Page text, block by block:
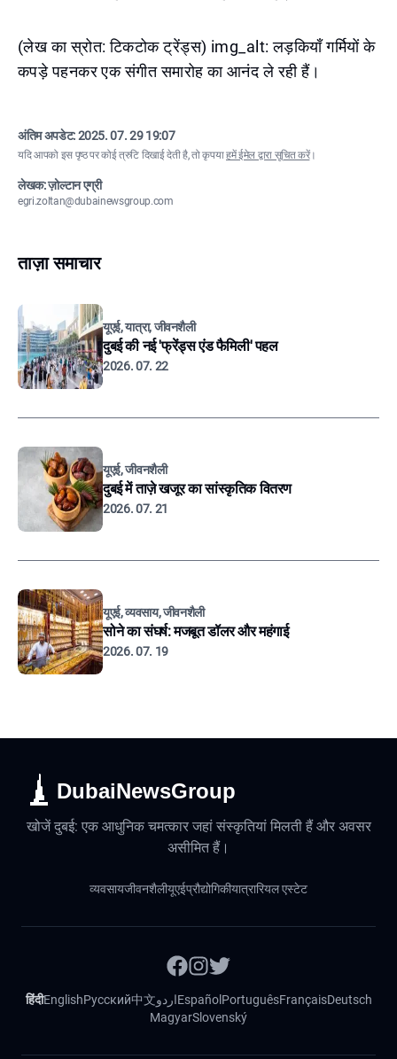
(लेख का स्रोत: टिकटोक ट्रेंड्स) img_alt: लड़कियाँ गर्मियों के
कपड़े पहनकर एक संगीत समारोह का आनंद ले रही हैं।
अंतिम अपडेट:2025. 07. 29 19:07
यदि आपको इस पृष्ठ पर कोई त्रुटि दिखाई देती है, तो कृपयाहमें ईमेल द्वारा सूचित करें।
लेखक: ज़ोल्टान एग्री
egri.zoltan@dubainewsgroup.com
ताज़ा समाचार
यूएई, यात्रा, जीवनशैली
दुबई की नई 'फ्रेंड्स एंड फैमिली' पहल
2026. 07. 22
यूएई, जीवनशैली
दुबई में ताज़े खजूर का सांस्कृतिक वितरण
2026. 07. 21
यूएई, व्यवसाय, जीवनशैली
सोने का संघर्ष: मजबूत डॉलर और महंगाई
2026. 07. 19
DubaiNewsGroup
खोजें दुबई: एक आधुनिक चमत्कार जहां संस्कृतियां मिलती हैं और अवसर
असीमित हैं।
व्यवसायजीवनशैलीयूएईप्रौद्योगिकीयात्रारियल एस्टेट
हिंदीEnglishРусский中文اردوEspañol PortuguêsFrançaisDeutsch
MagyarSlovenský